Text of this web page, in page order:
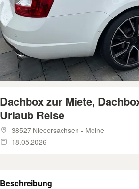
Dachbox zur Miete,
Urlaub Reise
38527 Niedersachsen - Meine
18.05.2026
Beschreibung